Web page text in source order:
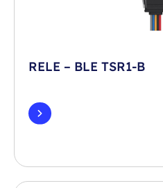
RELE – BLE TSR1-B